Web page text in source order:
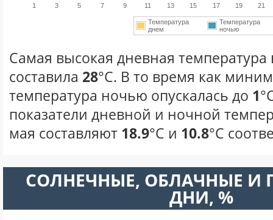
1 3 5 7 9 11 13 15 17 19 21
Температура
днем
Температура
ночью
Самая высокая дневная температура
составила 28°С. В то время как
температура ночью опускалась до 1
показатели дневной и ночной
мая составляют 18.9°С и 10.8°С
CОЛНЕЧНЫЕ, ОБЛАЧНЫЕ И
ДНИ, %